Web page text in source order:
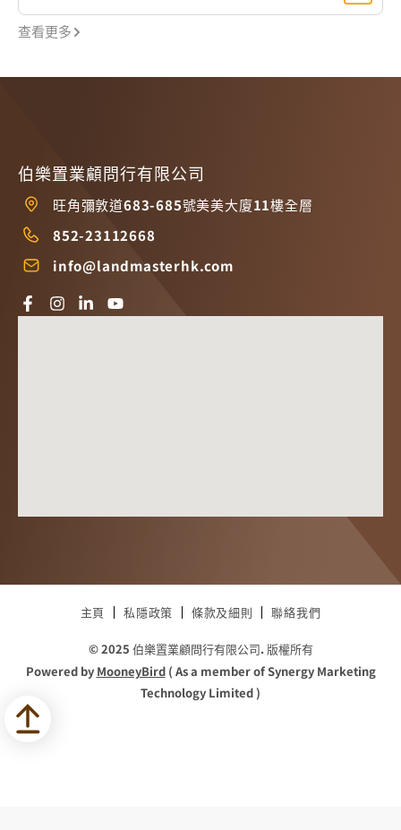
查看更多
伯樂置業顧問行有限公司
旺角彌敦道683-685號美美大廈11樓全層
852-23112668
info@landmasterhk.com
主頁 私隱政策 條款及細則 聯絡我們
© 2025 伯樂置業顧問行有限公司. 版權所有
Powered by MooneyBird( As a member of Synergy Marketing
Technology Limited )